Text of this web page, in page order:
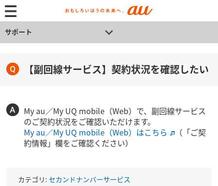
サポート
【副回線サービス】契約状況を確認したい
My au／My UQ mobile（Web）で、副回線サービス
のご契約状況をご確認いただけます。
My au／My UQ mobile（Web）はこちら
（「ご契
約情報」欄をご確認ください）
カテゴリ: セカンドナンバーサービス